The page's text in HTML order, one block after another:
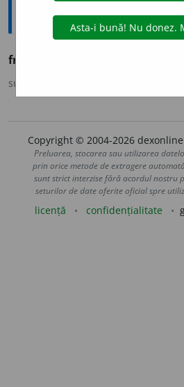
Ortografice DOOM
frenezie
sursa:
Copyright © 2004-2026
Preluarea, stocarea sau utilizarea
prin orice metode de extragere
sunt strict interzise fără acordul nostru
seturilor de date oferite oficial spre
licență confidențialitate